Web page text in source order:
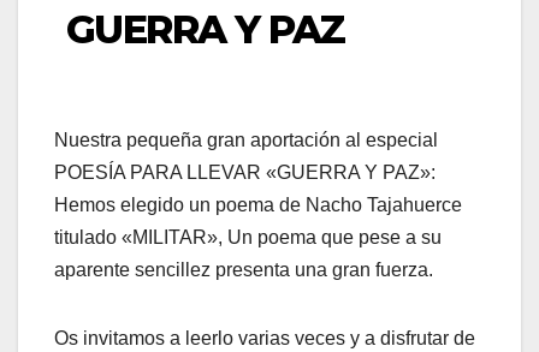
GUERRA Y PAZ
Nuestra pequeña gran aportación al especial
POESÍA PARA LLEVAR «GUERRA Y PAZ»:
Hemos elegido un poema de Nacho Tajahuerce
titulado «MILITAR», Un poema que pese a su
aparente sencillez presenta una gran fuerza.
Os invitamos a leerlo varias veces y a disfrutar de